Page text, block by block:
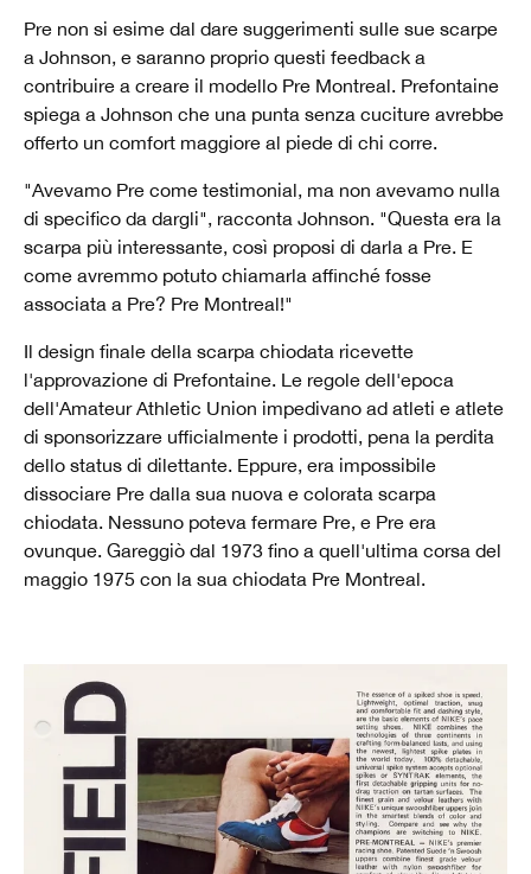
Pre non si esime dal dare suggerimenti sulle sue scarpe
a Johnson, e saranno proprio questi feedback a
contribuire a creare il modello Pre Montreal. Prefontaine
spiega a Johnson che una punta senza cuciture avrebbe
offerto un comfort maggiore al piede di chi corre.
"Avevamo Pre come testimonial, ma non avevamo nulla
di specifico da dargli", racconta Johnson. "Questa era la
scarpa più interessante, così proposi di darla a Pre. E
come avremmo potuto chiamarla affinché fosse
associata a Pre? Pre Montreal!"
Il design finale della scarpa chiodata ricevette
l'approvazione di Prefontaine. Le regole dell'epoca
dell'Amateur Athletic Union impedivano ad atleti e atlete
di sponsorizzare ufficialmente i prodotti, pena la perdita
dello status di dilettante. Eppure, era impossibile
dissociare Pre dalla sua nuova e colorata scarpa
chiodata. Nessuno poteva fermare Pre, e Pre era
ovunque. Gareggiò dal 1973 fino a quell'ultima corsa del
maggio 1975 con la sua chiodata Pre Montreal.